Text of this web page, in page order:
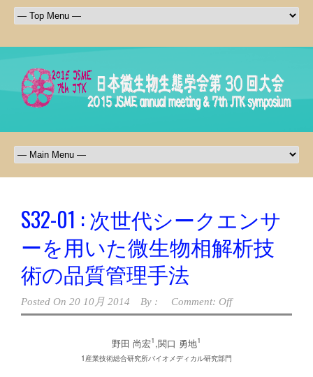
S32-01 : 次世代シークエンサ
ーを用いた微生物相解析技
術の品質管理手法
Posted On 20 10月 2014 By : Comment: Off
野田 尚宏1 ,関口 勇地1
1産業技術総合研究所バイオメディカル研究部門